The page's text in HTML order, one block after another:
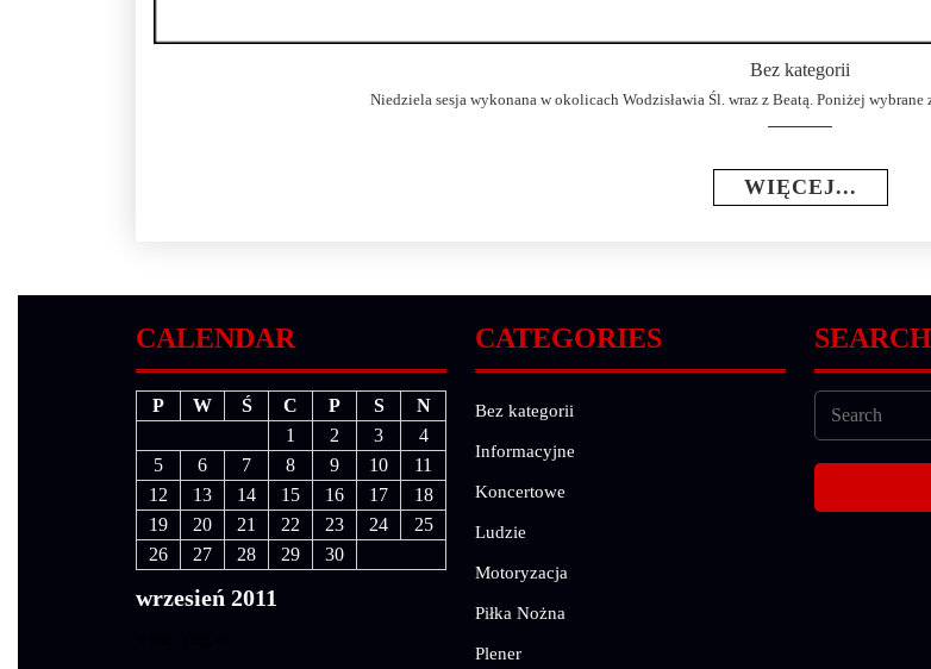
Bez kategorii
Niedziela sesja wykonana w okolicach Wodzisławia Śl. wraz z Beatą. Poniżej
WIĘCEJ...
CALENDAR
wrzesień 2011
P W Ś C P S
N
1
2 3
4
5
6 7 8 9 10
11
12
13 14 15 16 17
18
19
20 21 22 23 24
25
26
27 28 29 30
CATEGORIES
Bez kategorii
Informacyjne
Koncertowe
Ludzie
Motoryzacja
Piłka Nożna
Plener
SEARCH